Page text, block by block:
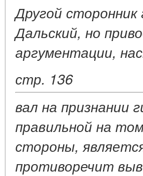
Другой
Дальский, но
аргументации,
стр. 136
вал на признании
правильной на
стороны,
противоречит